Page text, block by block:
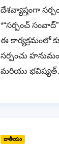
దేశవ్యాప్తంగా
*“సర్పంచ్
ఈ కార్యక్రమంలో
సర్పంచు
మరియు
జాతీయం